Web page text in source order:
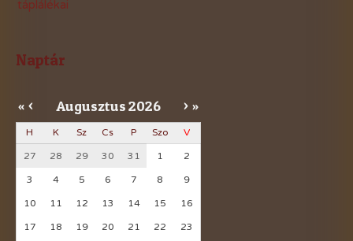
táplálékai
Naptár
« < Augusztus2026 > »
H K Sz Cs P Szo V
27 28 29 30 31 1 2
3 4 5 6 7 8 9
10 11 12 13 14 15 16
17 18 19 20 21 22 23